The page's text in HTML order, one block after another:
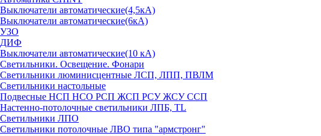
Выключатели автоматические(4,5кА)
Выключатели автоматические(6кА)
УЗО
ДИФ
Выключатели автоматические(10 кА)
Светильники. Освещение. Фонари
Светильники люминисцентные ЛСП, ЛПП, ПВЛМ
Светильники настольные
Подвесные НСП НСО РСП ЖСП РСУ ЖСУ ССП
Настенно-потолочные светильники ЛПБ, TL
Светильники ЛПО
Светильники потолочные ЛВО типа "армстронг"